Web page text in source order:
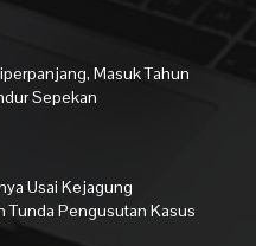
Masuk Tahun
Sepekan
Usai Kejagung
Tunda Pengusutan Kasus